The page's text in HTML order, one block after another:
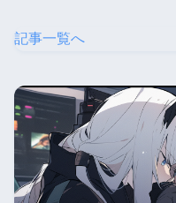
記事一覧へ